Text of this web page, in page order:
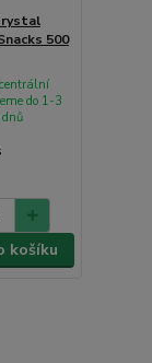
500
do 1-3
košíku